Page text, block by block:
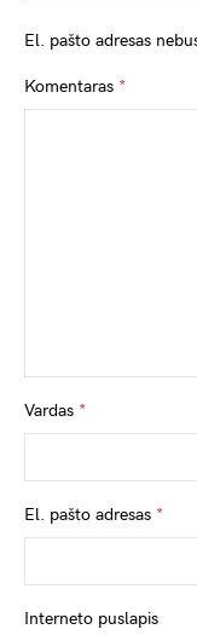
El. pašto adresas
Komentaras *
Vardas *
El. pašto adresas *
Interneto puslapis